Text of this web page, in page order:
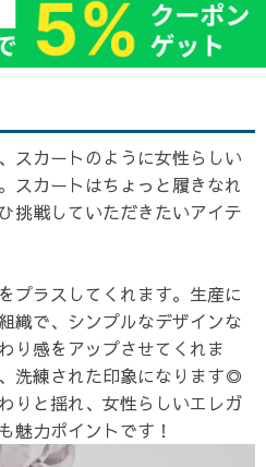
スカートのように女性らしい
スカートはちょっと履きなれ
挑戦していただきたいアイテ
プラスしてくれます。生産に
織で、シンプルなデザインな
り感をアップさせてくれま
洗練された印象になります◎
りと揺れ、女性らしいエレガ
魅力ポイントです！